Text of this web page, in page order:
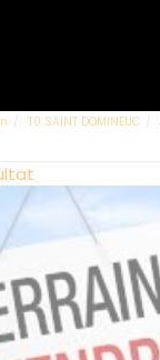
T0 SAINT DOMINEUC